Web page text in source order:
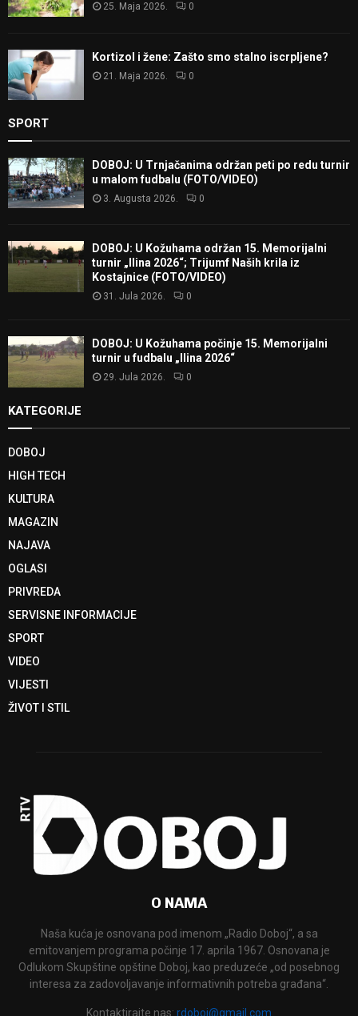
25. Maja 2026. 0
Kortizol i žene: Zašto smo stalno iscrpljene?
21. Maja 2026. 0
SPORT
DOBOJ: U Trnjačanima održan peti po redu turnir
u malom fudbalu (FOTO/VIDEO)
3. Augusta 2026. 0
DOBOJ: U Kožuhama održan 15. Memorijalni
turnir „Ilina 2026“; Trijumf Naših krila iz
Kostajnice (FOTO/VIDEO)
31. Jula 2026. 0
DOBOJ: U Kožuhama počinje 15. Memorijalni
turnir u fudbalu „Ilina 2026“
29. Jula 2026. 0
KATEGORIJE
DOBOJ
HIGH TECH
KULTURA
MAGAZIN
NAJAVA
OGLASI
PRIVREDA
SERVISNE INFORMACIJE
SPORT
VIDEO
VIJESTI
ŽIVOT I STIL
O NAMA
Naša kuća je osnovana pod imenom „Radio Doboj“, a sa
emitovanjem programa počinje 17. aprila 1967. Osnovana je
Odlukom Skupštine opštine Doboj, kao preduzeće „od posebnog
interesa za zadovoljavanje informativnih potreba građana“.
Kontaktirajte nas: rdoboj@gmail.com